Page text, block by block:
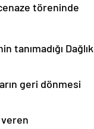
töreninde
tanımadığı Dağlık
geri dönmesi